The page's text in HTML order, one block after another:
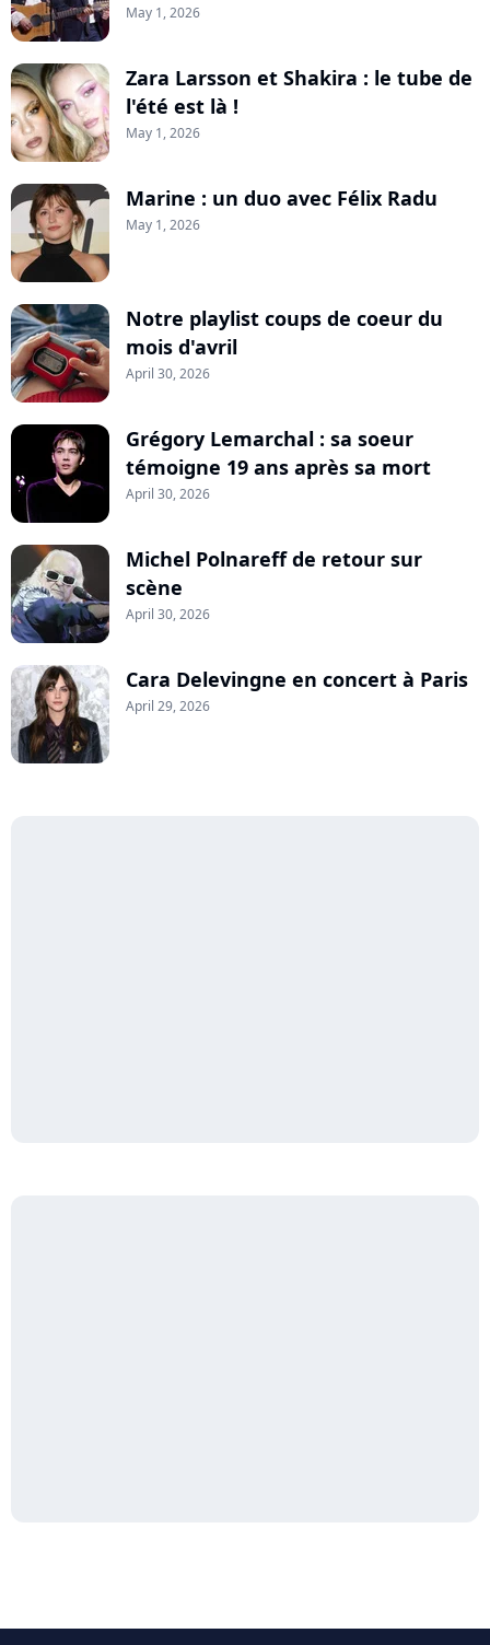
May 1, 2026
Zara Larsson et Shakira : le tube de
l'été est là !
May 1, 2026
Marine : un duo avec Félix Radu
May 1, 2026
Notre playlist coups de coeur du
mois d'avril
April 30, 2026
Grégory Lemarchal : sa soeur
témoigne 19 ans après sa mort
April 30, 2026
Michel Polnareff de retour sur
scène
April 30, 2026
Cara Delevingne en concert à Paris
April 29, 2026